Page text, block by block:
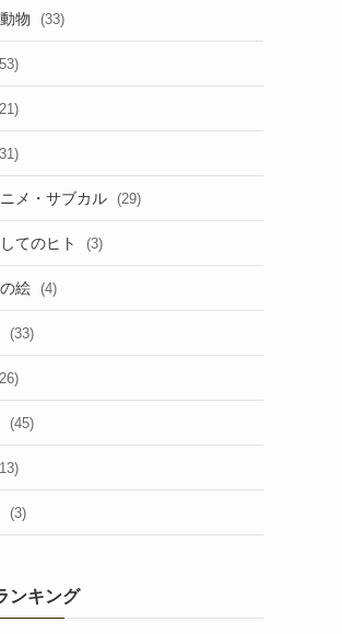
物 (33)
メ・サブカル (29)
てのヒト (3)
絵 (4)
(33)
(45)
(3)
ンキング